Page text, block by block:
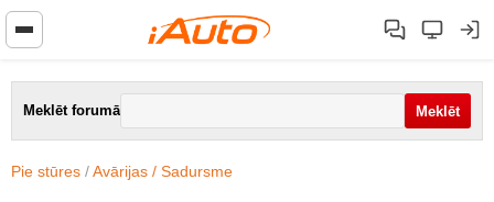
Meklēt forumā
Pie stūres /Avārijas / Sadursme